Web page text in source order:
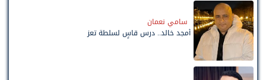
سامي نعمان
أمجد خالد.. درس قاسٍ لسلطة تعز